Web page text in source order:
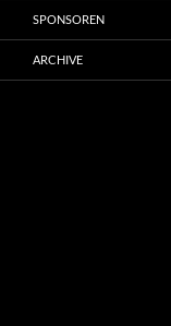
SPONSOREN
ARCHIVE